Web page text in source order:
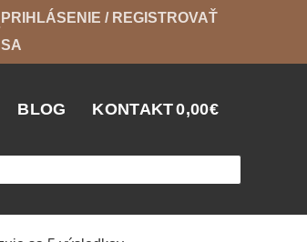
PRIHLÁSENIE / REGISTROVAŤ
SA
BLOG KONTAKT0,00€